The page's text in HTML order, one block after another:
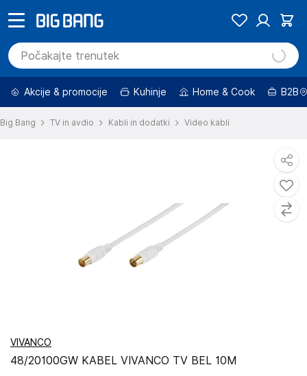
Akcije & promocije Kuhinje Home & Cook B2B
Big Bang TV in avdio Kabli in dodatki Video kabli
VIVANCO
48/20100GW KABEL VIVANCO TV BEL 10M